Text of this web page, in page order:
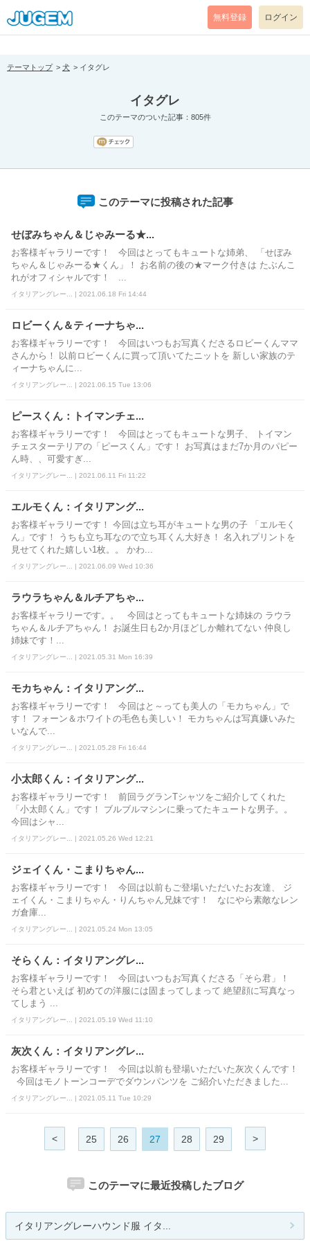
[pear_error: message="Success" code=0 mode=return level=notice
prefix="" info=""]
無料登録 ログイン
テーマトップ 犬 イタグレ
イタグレ
このテーマのついた記事：805件
このテーマに投稿された記事
せぼみちゃん＆じゃみーる★...
お客様ギャラリーです！ 今回はとってもキュートな姉弟、 「せぼみ
ちゃん＆じゃみーる★くん」！ お名前の後の★マーク付きは たぶんこ
れがオフィシャルです！ ...
イタリアングレー... | 2021.06.18 Fri 14:44
ロビーくん＆ティーナちゃ...
お客様ギャラリーです！ 今回はいつもお写真くださるロビーくんママ
さんから！ 以前ロビーくんに買って頂いてたニットを 新しい家族のテ
ィーナちゃんに...
イタリアングレー... | 2021.06.15 Tue 13:06
ピースくん：トイマンチェ...
お客様ギャラリーです！ 今回はとってもキュートな男子、 トイマン
チェスターテリアの「ピースくん」です！ お写真はまだ7か月のパピー
ん時、、可愛すぎ...
イタリアングレー... | 2021.06.11 Fri 11:22
エルモくん：イタリアング...
お客様ギャラリーです！ 今回は立ち耳がキュートな男の子 「エルモく
ん」です！ うちも立ち耳なので立ち耳くん大好き！ 名入れプリントを
見せてくれた嬉しい1枚。。 かわ...
イタリアングレー... | 2021.06.09 Wed 10:36
ラウラちゃん＆ルチアちゃ...
お客様ギャラリーです。。 今回はとってもキュートな姉妹の ラウラ
ちゃん＆ルチアちゃん！ お誕生日も2か月ほどしか離れてない 仲良し
姉妹です！...
イタリアングレー... | 2021.05.31 Mon 16:39
モカちゃん：イタリアング...
お客様ギャラリーです！ 今回はと～っても美人の「モカちゃん」で
す！ フォーン＆ホワイトの毛色も美しい！ モカちゃんは写真嫌いみた
いなんで...
イタリアングレー... | 2021.05.28 Fri 16:44
小太郎くん：イタリアング...
お客様ギャラリーです！ 前回ラグランTシャツをご紹介してくれた
「小太郎くん」です！ ブルブルマシンに乗ってたキュートな男子。。
今回はシャ...
イタリアングレー... | 2021.05.26 Wed 12:21
ジェイくん・こまりちゃん...
お客様ギャラリーです！ 今回は以前もご登場いただいたお友達、 ジ
ェイくん・こまりちゃん・りんちゃん兄妹です！ なにやら素敵なレン
ガ倉庫...
イタリアングレー... | 2021.05.24 Mon 13:05
そらくん：イタリアングレ...
お客様ギャラリーです！ 今回はいつもお写真くださる「そら君」！
そら君といえば 初めての洋服には固まってしまって 絶望顔に写真なっ
てしまう ...
イタリアングレー... | 2021.05.19 Wed 11:10
灰次くん：イタリアングレ...
お客様ギャラリーです！ 今回は以前も登場いただいた灰次くんです！
今回はモノトーンコーデでダウンパンツを ご紹介いただきました...
イタリアングレー... | 2021.05.11 Tue 10:29
< 25 26 27 28 29 >
このテーマに最近投稿したブログ
イタリアングレーハウンド服 イタ...